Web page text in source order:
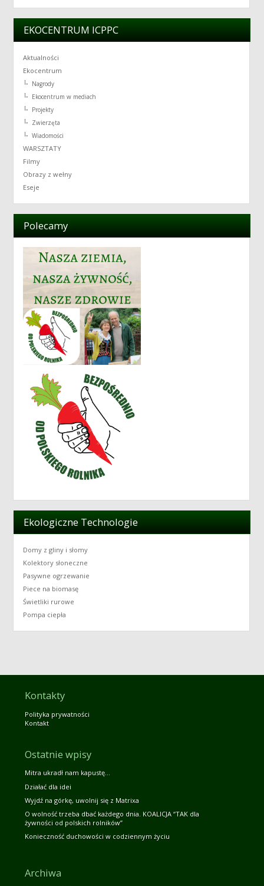
EKOCENTRUM ICPPC
Aktualności
Ekocentrum
Nagrody
Ekocentrum w mediach
Projekty
Zwierzęta
Wiadomości
WARSZTATY
Filmy
Obrazy z wełny
Eseje
Polecamy
Ekologiczne Technologie
Domy z gliny i słomy
Kolektory słoneczne
Pasywne ogrzewanie
Piece na biomasę
Świetliki rurowe
Pompa ciepła
Kontakty
Polityka prywatności
Kontakt
Ostatnie wpisy
Mitra ukradł nam kapustę…
Działać dla idei
Wyjdź na górkę, uwolnij się z Matrixa
O wolność trzeba dbać każdego dnia. KOALICJA “TAK dla
żywności od polskich rolników”
Konieczność duchowości w codziennym życiu
Archiwa